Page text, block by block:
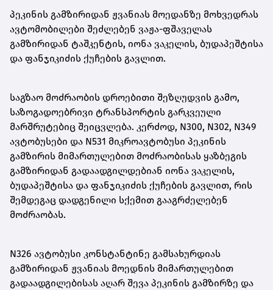
პეკინის გამზირიდან ჟვანიას მოედანზე მოხვედრას
ავტომობილები შეძლებენ ვაჟა-ფშაველას
გამზირიდან ტაშკენტის, იონა ვაკელის, ბუდაპეშტისა
და ფანჯიკიძის ქუჩების გავლით.
საგზაო მოძრაობის დროებითი შეზღუდვის გამო,
საზოგადოებრივი ტრანსპორტის გარკვეული
მარშრუტებიც შეიცვლება. კერძოდ, N300, N302, N349
ავტობუსები და N531 მიკროავტობუსი პეკინის
გამზირის მიმართულებით მოძრაობისას ყაზბეგის
გამზირიდან გადაადგილდებიან იონა ვაკელის,
ბუდაპეშტისა და ფანჯიკიძის ქუჩების გავლით, რის
შემდეგაც დადგენილი სქემით გააგრძელებენ
მოძრაობას.
N326 ავტობუსი კონსტანტინე გამსახურდიას
გამზირიდან ჟვანიას მოედნის მიმართულებით
გადაადგილებისას აღარ შევა პეკინის გამზირზე და